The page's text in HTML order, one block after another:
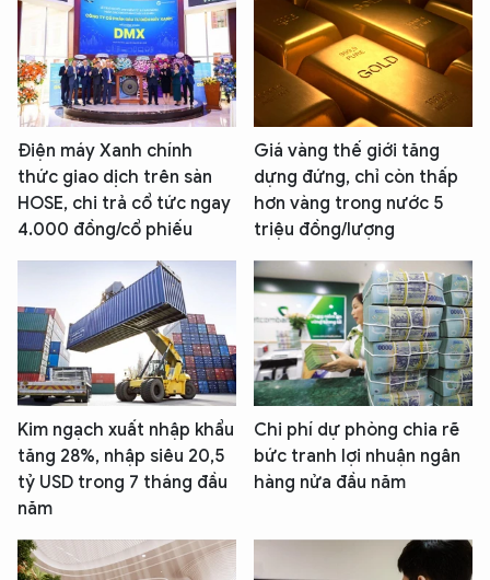
Điện máy Xanh chính
thức giao dịch trên sàn
HOSE, chi trả cổ tức ngay
4.000 đồng/cổ phiếu
Giá vàng thế giới tăng
dựng đứng, chỉ còn thấp
hơn vàng trong nước 5
triệu đồng/lượng
Kim ngạch xuất nhập khẩu
tăng 28%, nhập siêu 20,5
tỷ USD trong 7 tháng đầu
năm
Chi phí dự phòng chia rẽ
bức tranh lợi nhuận ngân
hàng nửa đầu năm